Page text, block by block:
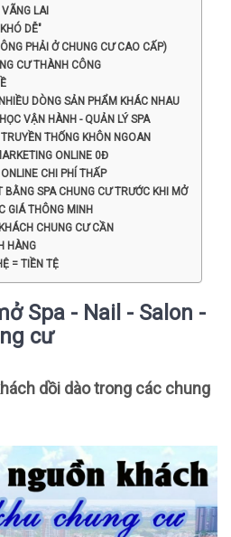
LAI
DỄ"
PHẢI Ở CHUNG CƯ CAO CẤP)
CƯ THÀNH CÔNG
DÒNG SẢN PHẨM KHÁC NHAU
VẬN HÀNH - QUẢN LÝ SPA
THỐNG KHÔN NGOAN
ONLINE 0Đ
CHI PHÍ THẤP
SPA CHUNG CƯ TRƯỚC KHI MỞ
GIÁ THÔNG MINH
CHUNG CƯ CẦN
HÀNG
= TIỀN TỆ
Spa - Nail - Salon -
cư
dồi dào trong các chung